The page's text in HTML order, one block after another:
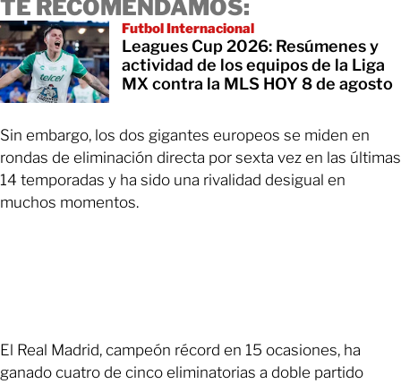
TE RECOMENDAMOS:
Futbol Internacional
Leagues Cup 2026: Resúmenes y
actividad de los equipos de la Liga
MX contra la MLS HOY 8 de agosto
Sin embargo, los dos gigantes europeos se miden en
rondas de eliminación directa por sexta vez en las últimas
14 temporadas y ha sido una rivalidad desigual en
muchos momentos.
El Real Madrid, campeón récord en 15 ocasiones, ha
ganado cuatro de cinco eliminatorias a doble partido